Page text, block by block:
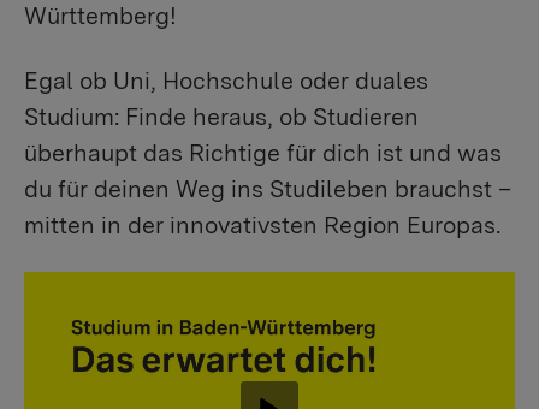
Württemberg!
Egal ob Uni, Hochschule oder duales
Studium: Finde heraus, ob Studieren
überhaupt das Richtige für dich ist und was
du für deinen Weg ins Studileben brauchst –
mitten in der innovativsten Region Europas.